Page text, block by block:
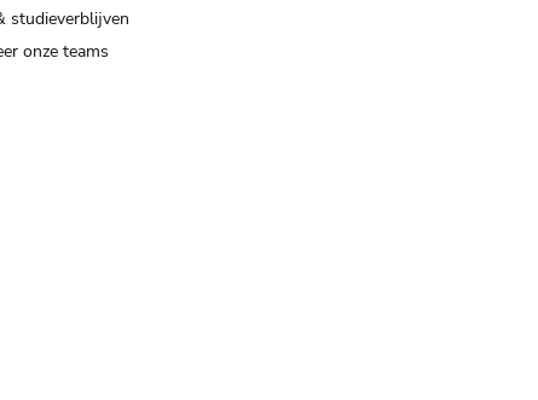
studieverblijven
onze teams